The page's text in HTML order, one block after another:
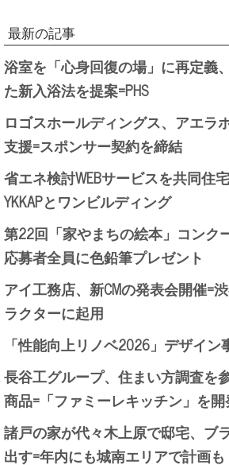
最新の記事
浴室を「心身回復の場」に再定義
た新入浴法を提案=PHS
ロゴスホールディングス、アエラ
支援=スポンサー契約を締結
省エネ検討WEBサービスを共同住
YKKAPとワンビルディング
第22回「家やまちの絵本」コンク
応募者全員に色鉛筆プレゼント
アイ工務店、新CMの発表会開催=
ラクターに起用
「性能向上リノベ2026」デザイン
長谷工グループ、住まい方調査を
商品=「ファミーレキッチン」を
諸戸の家が代々木上原で邸宅、ブ
出す=年内にも城南エリアで計画も